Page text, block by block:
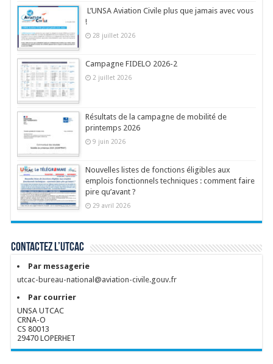
L’UNSA Aviation Civile plus que jamais avec vous
!
28 juillet 2026
Campagne FIDELO 2026-2
2 juillet 2026
Résultats de la campagne de mobilité de
printemps 2026
9 juin 2026
Nouvelles listes de fonctions éligibles aux
emplois fonctionnels techniques : comment faire
pire qu’avant ?
29 avril 2026
Contactez l’UTCAC
Par messagerie
utcac-bureau-national@aviation-civile.gouv.fr
Par courrier
UNSA UTCAC
CRNA-O
CS 80013
29470 LOPERHET